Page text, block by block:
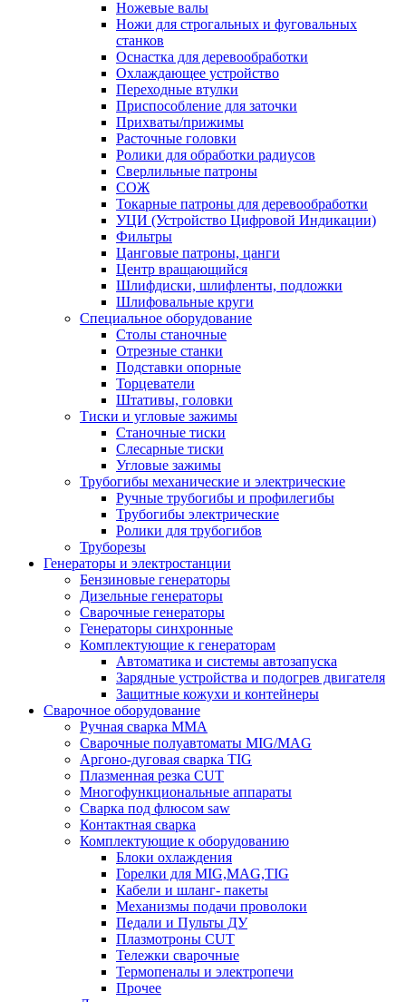
Ножевые валы
Ножи для строгальных и фуговальных
станков
Оснастка для деревообработки
Охлаждающее устройство
Переходные втулки
Приспособление для заточки
Прихваты/прижимы
Расточные головки
Ролики для обработки радиусов
Сверлильные патроны
СОЖ
Токарные патроны для деревообработки
УЦИ (Устройство Цифровой Индикации)
Фильтры
Цанговые патроны, цанги
Центр вращающийся
Шлифдиски, шлифленты, подложки
Шлифовальные круги
Специальное оборудование
Столы станочные
Отрезные станки
Подставки опорные
Торцеватели
Штативы, головки
Тиски и угловые зажимы
Станочные тиски
Слесарные тиски
Угловые зажимы
Трубогибы механические и электрические
Ручные трубогибы и профилегибы
Трубогибы электрические
Ролики для трубогибов
Труборезы
Генераторы и электростанции
Бензиновые генераторы
Дизельные генераторы
Сварочные генераторы
Генераторы синхронные
Комплектующие к генераторам
Автоматика и системы автозапуска
Зарядные устройства и подогрев двигателя
Защитные кожухи и контейнеры
Сварочное оборудование
Ручная сварка MMA
Сварочные полуавтоматы MIG/MAG
Аргоно-дуговая сварка TIG
Плазменная резка CUT
Многофункциональные аппараты
Сварка под флюсом saw
Контактная сварка
Комплектующие к оборудованию
Блоки охлаждения
Горелки для MIG,MAG,TIG
Кабели и шланг- пакеты
Механизмы подачи проволоки
Педали и Пульты ДУ
Плазмотроны CUT
Тележки сварочные
Термопеналы и электропечи
Прочее